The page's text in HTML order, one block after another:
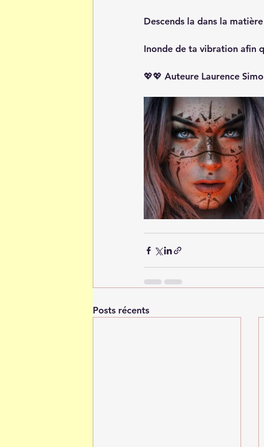
Descends la dans la
Inonde de ta vibration afin
💖💖 Auteure Laurence
Posts récents